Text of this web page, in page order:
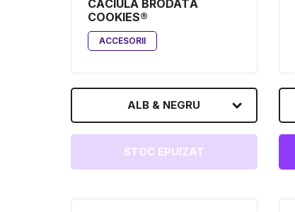
CĂCIULĂ BRODATĂ
COOKIES®
ACCESORII
ALB & NEGRU
STOC EPUIZAT